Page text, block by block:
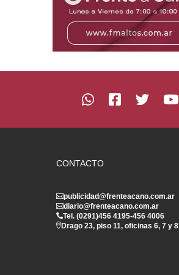
CONTACTO
publicidad@frenteacano.com.ar
diario@frenteacano.com.ar
Tel. (0291)456 4195-456 4006
Drago 23, piso 11, oficinas 6, 7 y 8